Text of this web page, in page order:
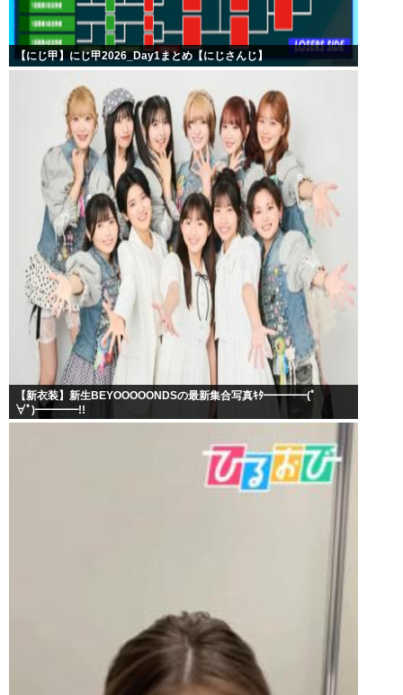
【にじ甲】にじ甲2026_Day1まとめ【にじさんじ】
【新衣装】新生BEYOOOOONDSの最新集合写真ｷﾀ━━━━(ﾟ
∀ﾟ)━━━━!!